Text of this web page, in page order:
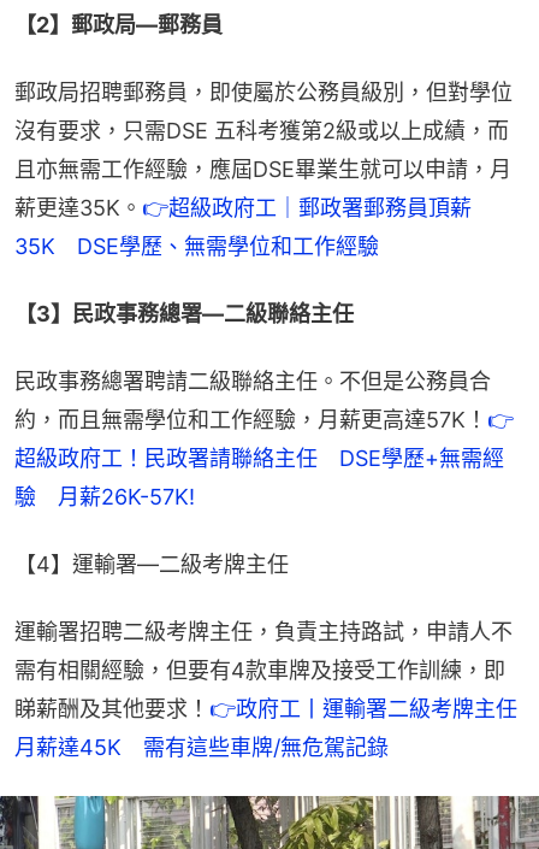
【2】郵政局—郵務員
郵政局招聘郵務員，即使屬於公務員級別，但對學位
沒有要求，只需DSE 五科考獲第2級或以上成績，而
且亦無需工作經驗，應屆DSE畢業生就可以申請，月
薪更達35K。 👉超級政府工｜郵政署郵務員頂薪
35K　DSE學歷、無需學位和工作經驗
【3】民政事務總署—二級聯絡主任
民政事務總署聘請二級聯絡主任。不但是公務員合
約，而且無需學位和工作經驗，月薪更高達57K！ 👉
超級政府工！民政署請聯絡主任　DSE學歷+無需經
驗　月薪26K-57K!
【4】運輸署—二級考牌主任
運輸署招聘二級考牌主任，負責主持路試，申請人不
需有相關經驗，但要有4款車牌及接受工作訓練，即
睇薪酬及其他要求！ 👉政府工丨運輸署二級考牌主任
月薪達45K　需有這些車牌/無危駕記錄